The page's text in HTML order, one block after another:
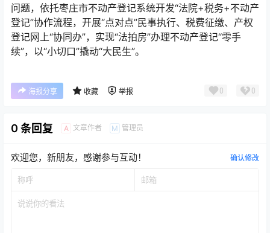
问题，依托枣庄市不动产登记系统开发“法院+税务+不动产
登记”协作流程，开展“点对点”民事执行、税费征缴、产权
登记网上“协同办”，实现“法拍房”办理不动产登记“零手
续”，以“小切口”撬动“大民生”。
海报分享 收藏 举报 0 0
0 条回复 A 文章作者 M 管理员
欢迎您，新朋友，感谢参与互动！ 确认修改